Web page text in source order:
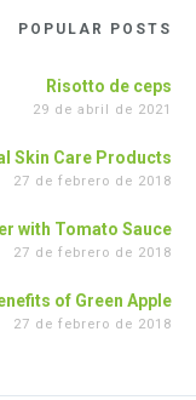
POPULAR POSTS
Risotto de ceps
29 de abril de 2021
Skin Care Products
27 de febrero de 2018
with Tomato Sauce
27 de febrero de 2018
of Green Apple
27 de febrero de 2018